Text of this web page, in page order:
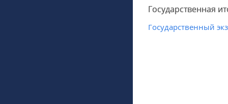
Государственная
Государственный